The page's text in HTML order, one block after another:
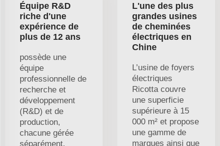
Équipe R&D
riche d'une
expérience de
plus de 12 ans
possède une
équipe
professionnelle de
recherche et
développement
(R&D) et de
production,
chacune gérée
séparément.
L'une des plus
grandes usines
de cheminées
électriques en
Chine
L’usine de foyers
électriques
Ricotta couvre
une superficie
supérieure à 15
000 m² et propose
une gamme de
marques ainsi que